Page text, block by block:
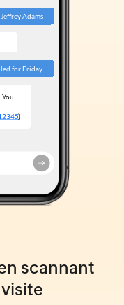
scannant